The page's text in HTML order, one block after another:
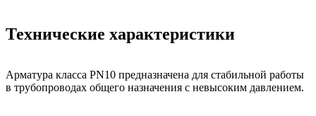
Технические характеристики
Арматура класса PN10 предназначена для стабильной работы
в трубопроводах общего назначения с невысоким давлением.